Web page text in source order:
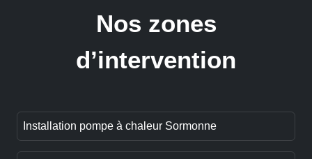
Nos zones
d’intervention
Installation pompe à chaleur Sormonne